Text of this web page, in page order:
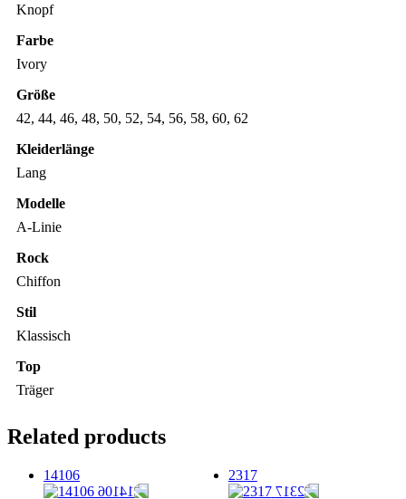
Knopf
Farbe
Ivory
Größe
42, 44, 46, 48, 50, 52, 54, 56, 58, 60, 62
Kleiderlänge
Lang
Modelle
A-Linie
Rock
Chiffon
Stil
Klassisch
Top
Träger
Related products
14106 2317